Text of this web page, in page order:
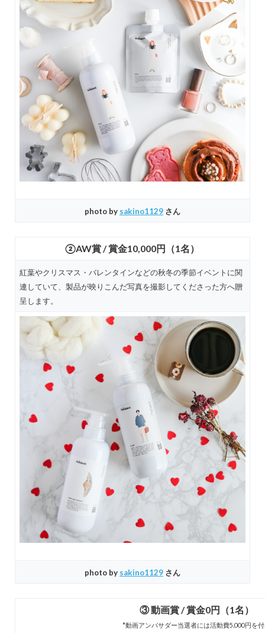
photo by sakino1129さん
②AW賞 / 賞金10,000円（1名）
紅葉やクリスマス・バレンタインなどの秋冬の季節イベントに関
連していて、製品が映りこんだ写真を撮影してくださった方へ贈
呈します。
photo by sakino1129さん
③ 動画賞 / 賞金0円（1名）
*動画アンバサダー当選者には活動費5,000円を